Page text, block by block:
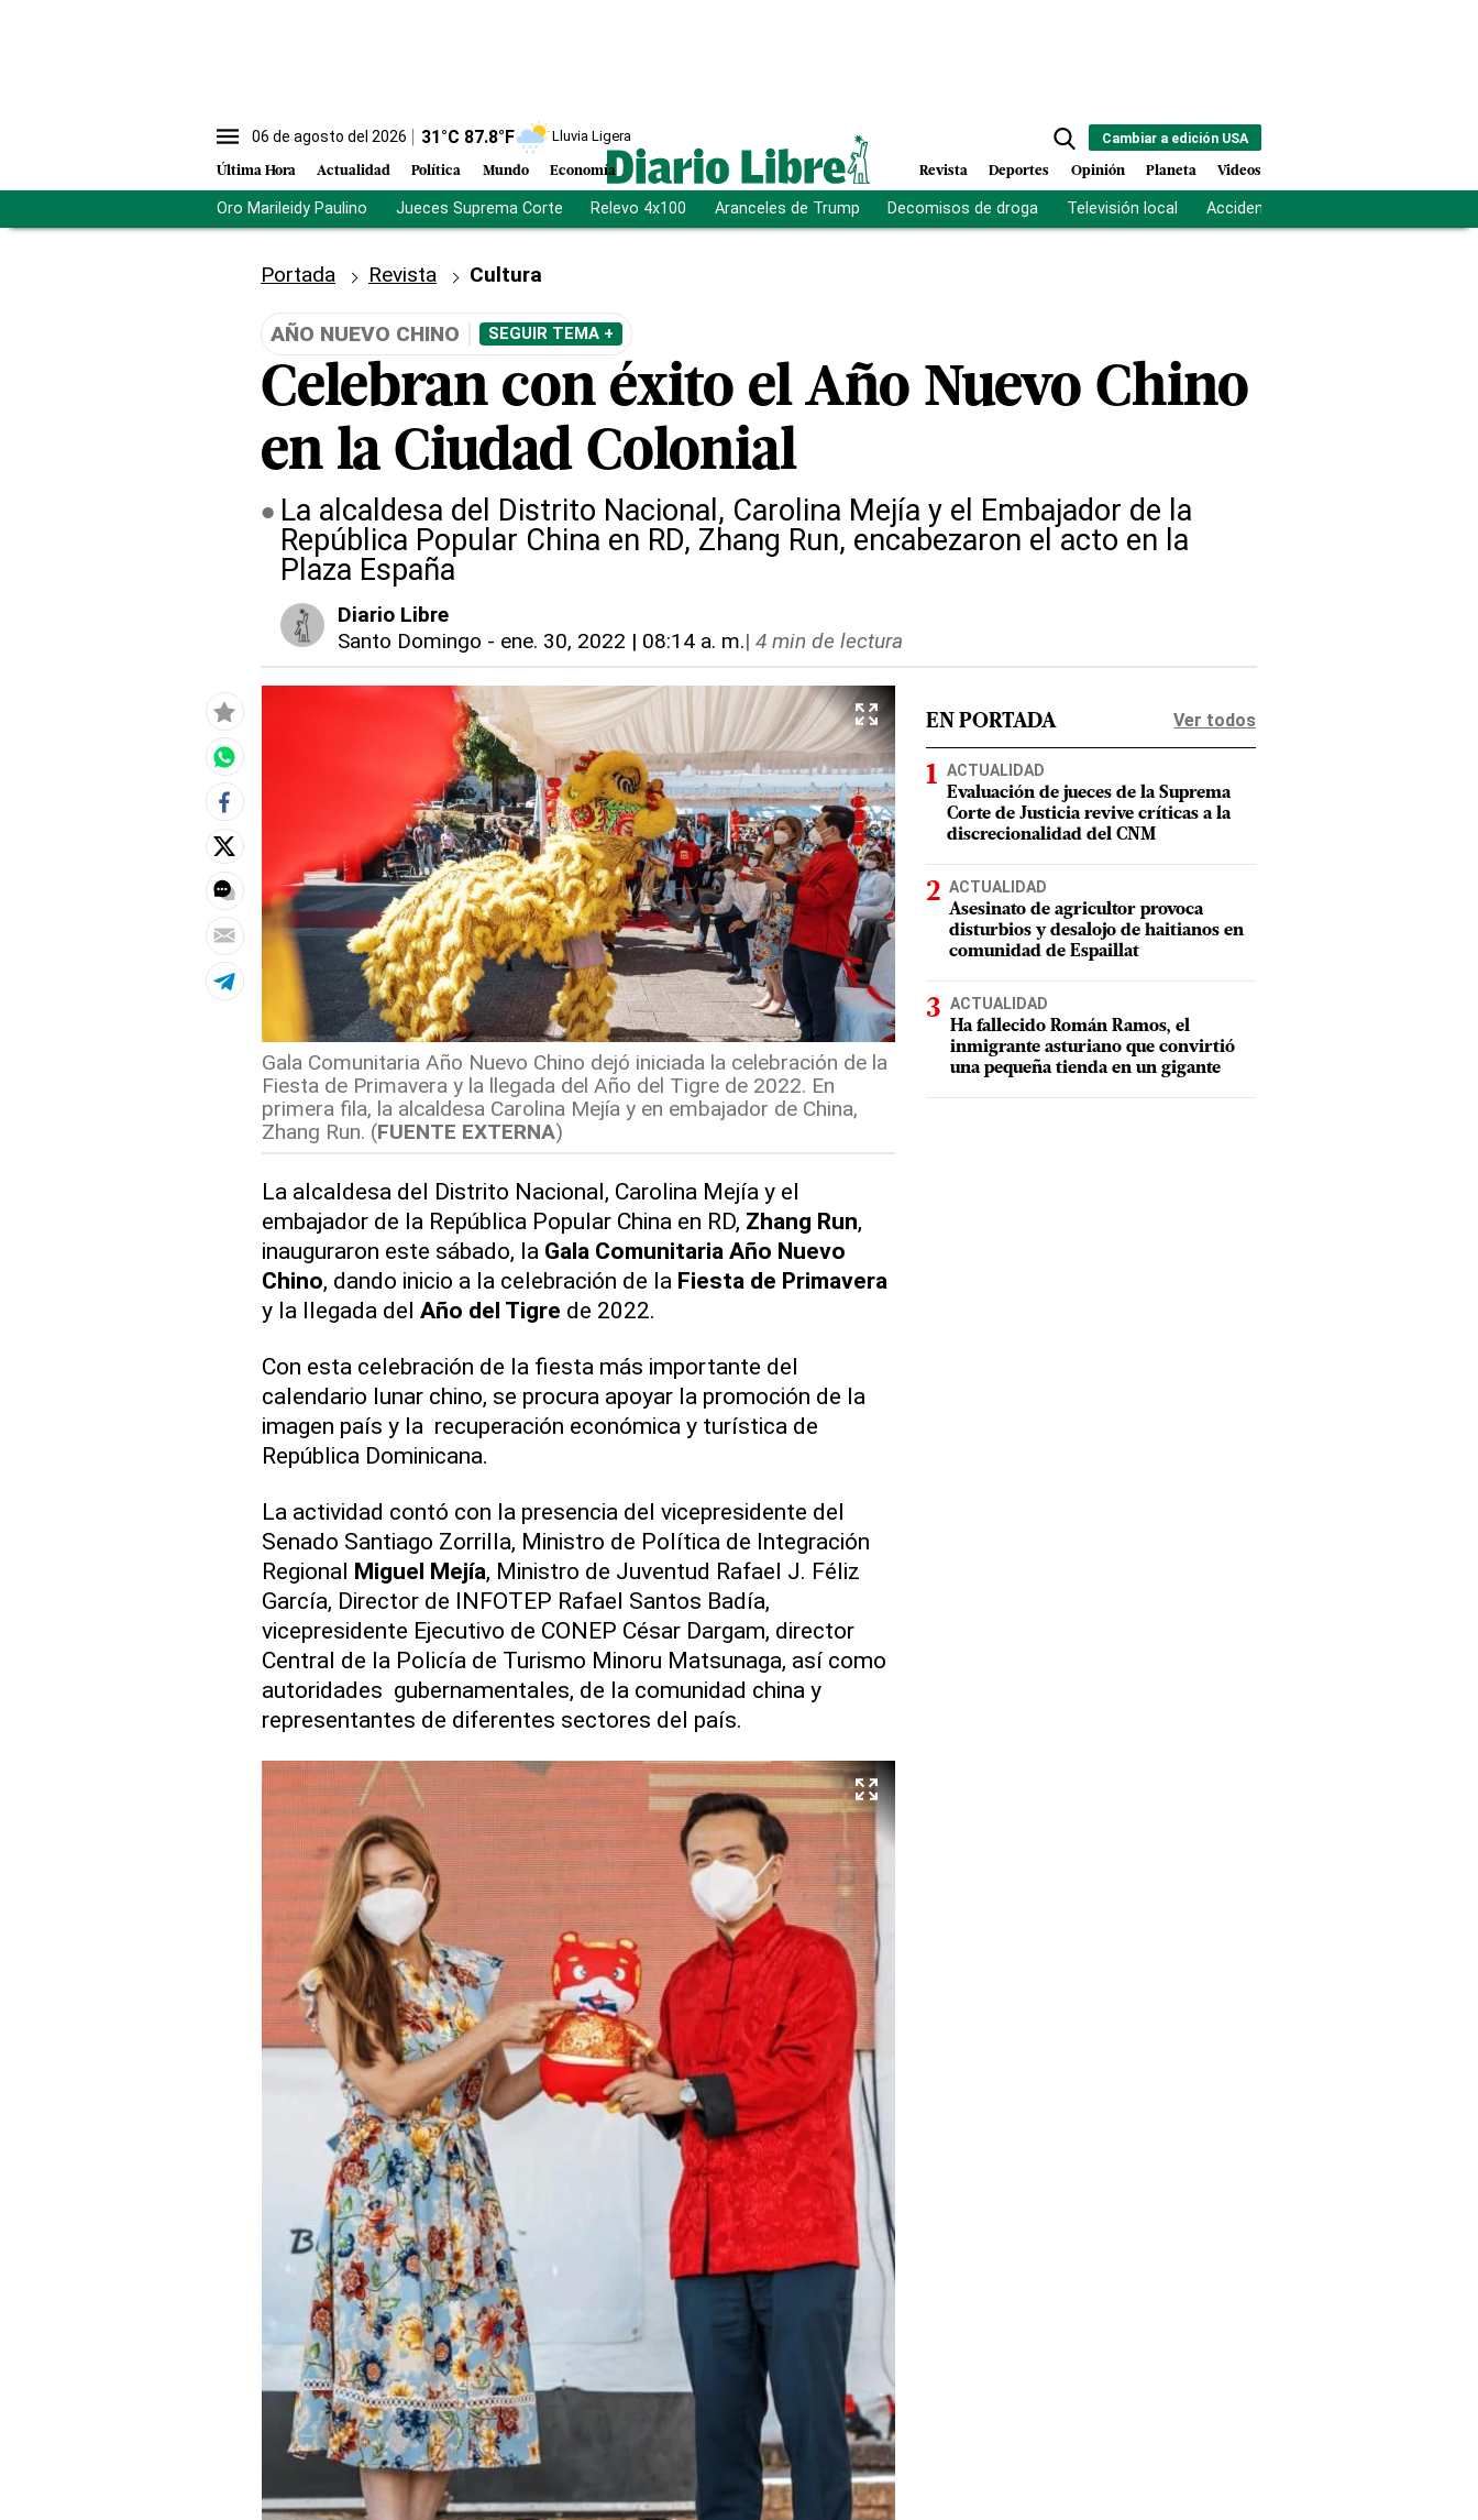
06 de agosto del 2026 31°C 87.8°F Lluvia Ligera
Última Hora Actualidad Política Mundo Economía
Cambiar a edición USA
Revista Deportes Opinión Planeta Videos
Oro Marileidy Paulino Jueces Suprema Corte Relevo 4x100 Aranceles de Trump Decomisos de droga Televisión local Accidente Los Ríos
Portada Revista Cultura
AÑO NUEVO CHINO SEGUIR TEMA +
Celebran con éxito el Año Nuevo Chino
en la Ciudad Colonial
La alcaldesa del Distrito Nacional, Carolina Mejía y el Embajador de la
República Popular China en RD, Zhang Run, encabezaron el acto en la
Plaza España
Diario Libre
Santo Domingo - ene. 30, 2022 | 08:14 a. m.| 4 min de lectura
Gala Comunitaria Año Nuevo Chino dejó iniciada la celebración de la
Fiesta de Primavera y la llegada del Año del Tigre de 2022. En
primera fila, la alcaldesa Carolina Mejía y en embajador de China,
Zhang Run. (FUENTE EXTERNA)
La alcaldesa del Distrito Nacional, Carolina Mejía y el
embajador de la República Popular China en RD, Zhang Run,
inauguraron este sábado, la Gala Comunitaria Año Nuevo
Chino, dando inicio a la celebración de la Fiesta de Primavera
y la llegada del Año del Tigre de 2022.
Con esta celebración de la fiesta más importante del
calendario lunar chino, se procura apoyar la promoción de la
imagen país y la recuperación económica y turística de
República Dominicana.
La actividad contó con la presencia del vicepresidente del
Senado Santiago Zorrilla, Ministro de Política de Integración
Regional Miguel Mejía, Ministro de Juventud Rafael J. Féliz
García, Director de INFOTEP Rafael Santos Badía,
vicepresidente Ejecutivo de CONEP César Dargam, director
Central de la Policía de Turismo Minoru Matsunaga, así como
autoridades gubernamentales, de la comunidad china y
representantes de diferentes sectores del país.
EN PORTADA Ver todos
ACTUALIDAD
Evaluación de jueces de la Suprema
Corte de Justicia revive críticas a la
discrecionalidad del CNM
ACTUALIDAD
Asesinato de agricultor provoca
disturbios y desalojo de haitianos en
comunidad de Espaillat
ACTUALIDAD
Ha fallecido Román Ramos, el
inmigrante asturiano que convirtió
una pequeña tienda en un gigante